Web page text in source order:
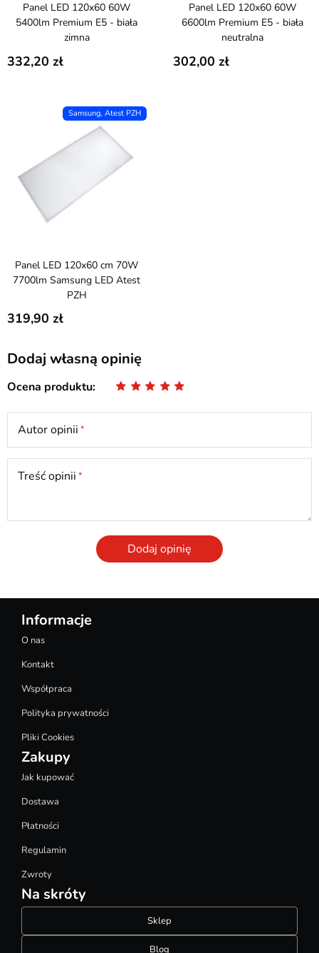
Panel LED 120x60 60W
5400lm Premium E5 - biała
zimna
332,20
Panel LED 120x60 60W
6600lm Premium E5 - biała
neutralna
302,00
Samsung, Atest PZH
Panel LED 120x60 cm 70W
7700lm Samsung LED Atest
PZH
319,90
Dodaj własną opinię
Ocena produktu
Autor opinii
Treść opinii
Dodaj opinię
Informacje
O nas
Kontakt
Współpraca
Polityka prywatności
Pliki Cookies
Zakupy
Jak kupować
Dostawa
Płatności
Regulamin
Zwroty
Na skróty
Sklep
Blog